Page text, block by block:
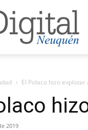
El Polaco hizo explotar
2019